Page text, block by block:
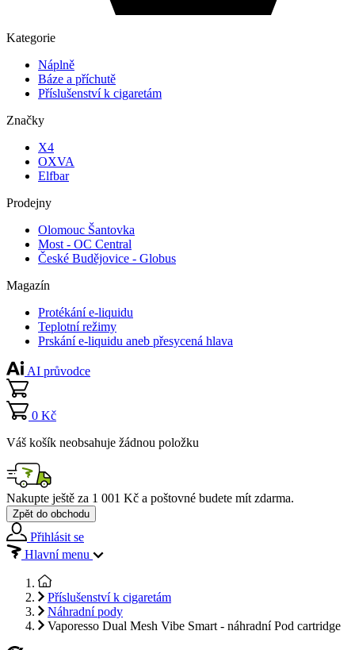
Kategorie
Náplně
Báze a příchutě
Příslušenství k cigaretám
Značky
X4
OXVA
Elfbar
Prodejny
Olomouc Šantovka
Most - OC Central
České Budějovice - Globus
Magazín
Protékání e-liquidu
Teplotní režimy
Prskání e-liquidu aneb přesycená hlava
AI průvodce
0 Kč
Váš košík neobsahuje žádnou položku
Nakupte ještě za 1 001 Kč a poštovné budete mít zdarma.
Zpět do obchodu
Přihlásit se
Hlavní menu
Příslušenství k cigaretám
Náhradní pody
Vaporesso Dual Mesh Vibe Smart - náhradní Pod cartridge